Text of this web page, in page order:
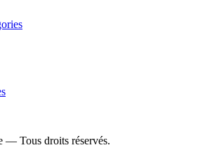
— Tous droits réservés.